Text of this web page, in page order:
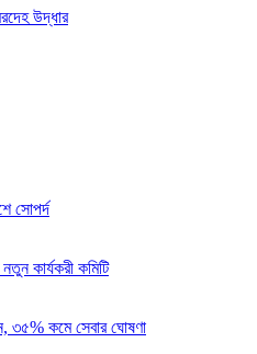
উদ্ধার
সোপর্দ
কার্যকরী কমিটি
৩৫% কমে সেবার ঘোষণা